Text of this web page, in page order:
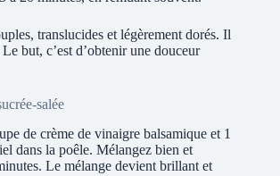
translucides et légèrement dorés. Il
but, c’est d’obtenir une douceur
salée
de crème de vinaigre balsamique et 1
dans la poêle. Mélangez bien et
Le mélange devient brillant et